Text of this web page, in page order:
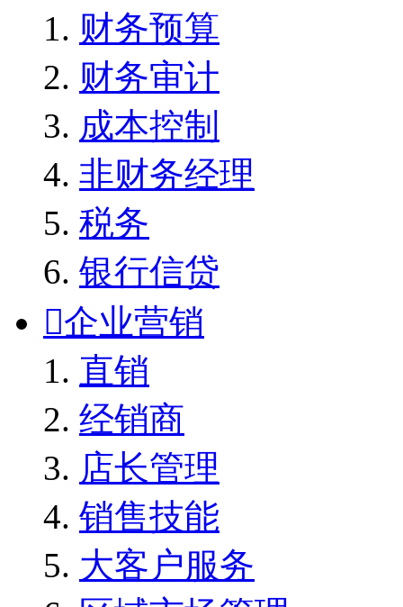
财务预算
财务审计
成本控制
非财务经理
税务
银行信贷
企业营销
直销
经销商
店长管理
销售技能
大客户服务